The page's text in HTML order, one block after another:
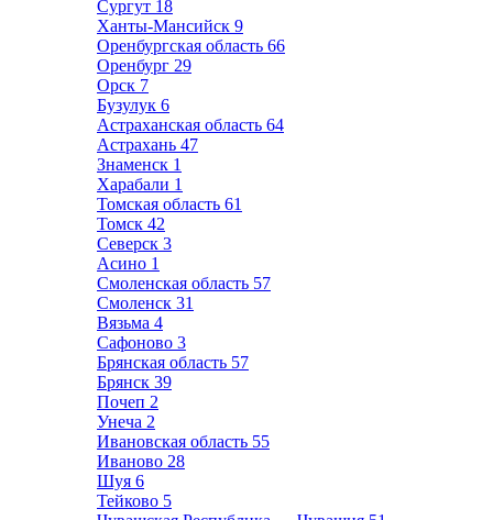
Сургут 18
Ханты-Мансийск 9
Оренбургская область 66
Оренбург 29
Орск 7
Бузулук 6
Астраханская область 64
Астрахань 47
Знаменск 1
Харабали 1
Томская область 61
Томск 42
Северск 3
Асино 1
Смоленская область 57
Смоленск 31
Вязьма 4
Сафоново 3
Брянская область 57
Брянск 39
Почеп 2
Унеча 2
Ивановская область 55
Иваново 28
Шуя 6
Тейково 5